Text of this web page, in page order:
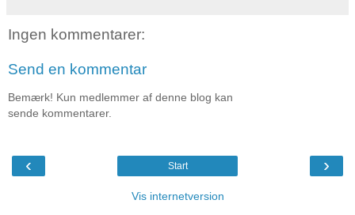
Ingen kommentarer:
Send en kommentar
Bemærk! Kun medlemmer af denne blog kan
sende kommentarer.
‹ ›
Start
Vis internetversion